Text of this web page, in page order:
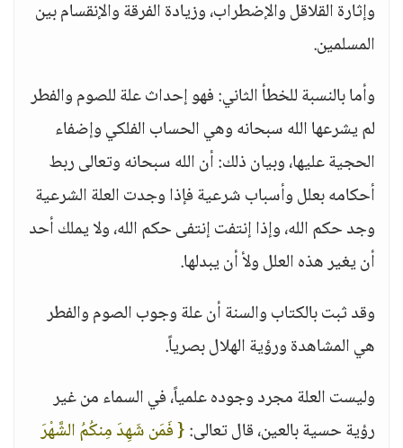
وإثارة القلاقل والإضطراب، وزيادة الفرقة والإنقسام بين
المسلمين.
وأما بالنسبة للخطأ الثاني: فهو إحداث علة للصوم والفطر
لم يشرعها الله سبحانه وهي الحساب الفلكي وإضفاء
الحجية عليها، وبيان ذلك: أن الله سبحانه وتعالى ربط
أحكامه بعلل وأسباب شرعية فإذا وجدت العلة الشرعية
وجد حكم الله، وإذا إنتفت إنتفى حكم الله، ولا يملك أحد
أن يغير هذه العلل ولأ أن يبدلها.
وقد ثبت بالكتاب والسنة أن علة وجوب الصوم والفطر
هي المشاهدة ورؤية الهلال بصرياً.
وليست العلة مجرد وجوده علمياً، في السماء من غير
رؤية حسية بالعين، قال تعالى:{ فَمَن شَهِدَ مِنكُمُ الشَّهْرَ